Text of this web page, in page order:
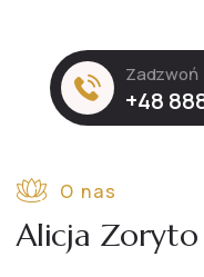
Zadzwoń
+48
O nas
Alicja Zoryto